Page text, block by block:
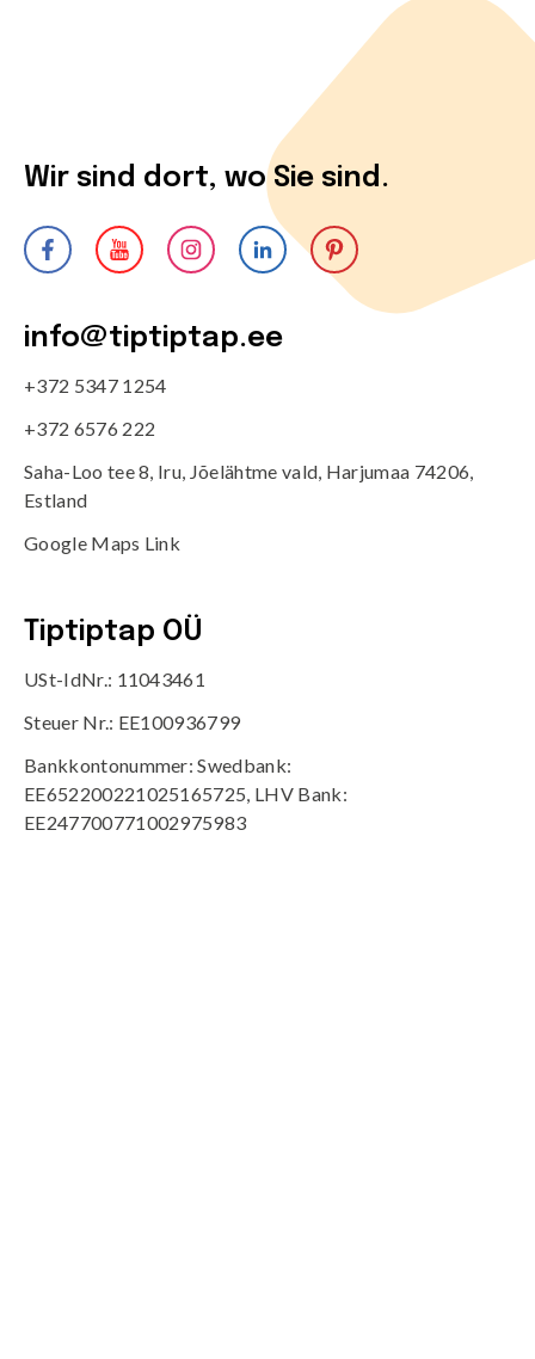
Wir sind dort, wo Sie sind.
info@tiptiptap.ee
+372 5347 1254
+372 6576 222
Saha-Loo tee 8, Iru, Jõelähtme vald, Harjumaa 74206,
Estland
Google Maps Link
Tiptiptap OÜ
USt-IdNr.: 11043461
Steuer Nr.: EE100936799
Bankkontonummer: Swedbank:
EE652200221025165725, LHV Bank:
EE247700771002975983